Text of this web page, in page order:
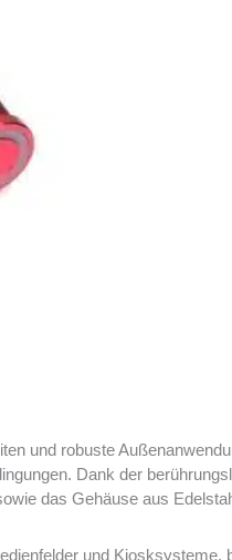
und robuste
Dank der
das Gehäuse aus
und Kiosksysteme,